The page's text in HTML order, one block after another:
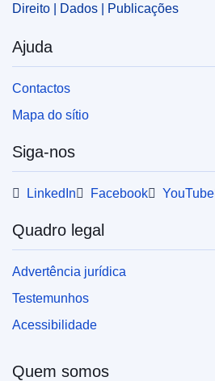
Direito | Dados | Publicações
Ajuda
Contactos
Mapa do sítio
Siga-nos
LinkedIn Facebook YouTube
Quadro legal
Advertência jurídica
Testemunhos
Acessibilidade
Quem somos